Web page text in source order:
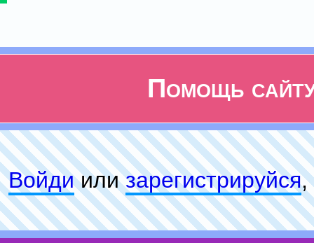
Помощь
Войдиилизарeгиcтpируйся,